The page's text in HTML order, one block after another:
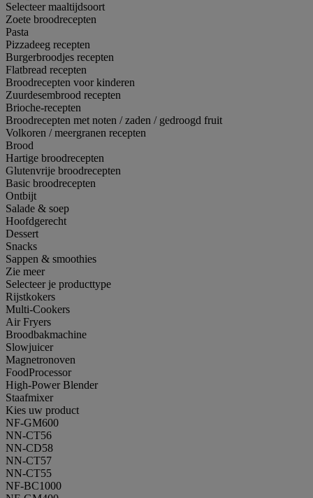
Selecteer maaltijdsoort
Zoete broodrecepten
Pasta
Pizzadeeg recepten
Burgerbroodjes recepten
Flatbread recepten
Broodrecepten voor kinderen
Zuurdesembrood recepten
Brioche-recepten
Broodrecepten met noten / zaden / gedroogd fruit
Volkoren / meergranen recepten
Brood
Hartige broodrecepten
Glutenvrije broodrecepten
Basic broodrecepten
Ontbijt
Salade & soep
Hoofdgerecht
Dessert
Snacks
Sappen & smoothies
Zie meer
Selecteer je producttype
Rijstkokers
Multi-Cookers
Air Fryers
Broodbakmachine
Slowjuicer
Magnetronoven
FoodProcessor
High-Power Blender
Staafmixer
Kies uw product
NF-GM600
NN-CT56
NN-CD58
NN-CT57
NN-CT55
NF-BC1000